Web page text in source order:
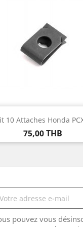
10 Attaches Honda
Prix
75,00 THB
Aperçu rapide
pouvez vous